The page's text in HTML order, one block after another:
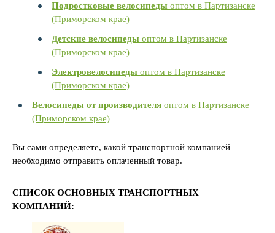
Подростковые велосипеды оптом в Партизанске
(Приморском крае)
Детские велосипеды оптом в Партизанске
(Приморском крае)
Электровелосипеды оптом в Партизанске
(Приморском крае)
Велосипеды от производителя оптом в Партизанске
(Приморском крае)
Вы сами определяете, какой транспортной компанией
необходимо отправить оплаченный товар.
СПИСОК ОСНОВНЫХ ТРАНСПОРТНЫХ
КОМПАНИЙ: